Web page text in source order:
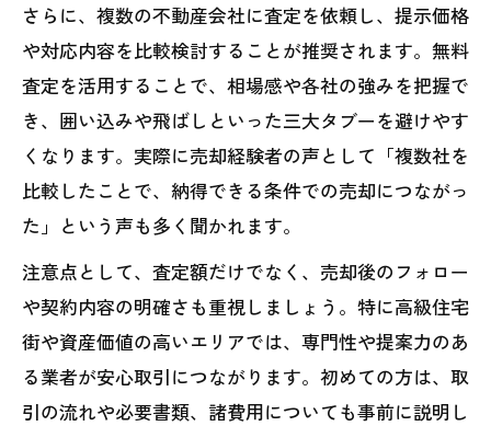
さらに、複数の不動産会社に査定を依頼し、提示価格
や対応内容を比較検討することが推奨されます。無料
査定を活用することで、相場感や各社の強みを把握で
き、囲い込みや飛ばしといった三大タブーを避けやす
くなります。実際に売却経験者の声として「複数社を
比較したことで、納得できる条件での売却につながっ
た」という声も多く聞かれます。
注意点として、査定額だけでなく、売却後のフォロー
や契約内容の明確さも重視しましょう。特に高級住宅
街や資産価値の高いエリアでは、専門性や提案力のあ
る業者が安心取引につながります。初めての方は、取
引の流れや必要書類、諸費用についても事前に説明し